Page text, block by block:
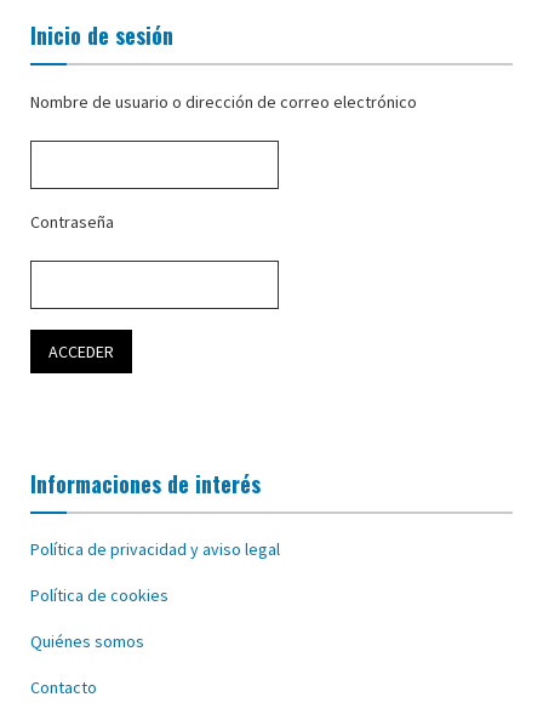
Inicio de sesión
Nombre de usuario o dirección de correo electrónico
Contraseña
Informaciones de interés
Política de privacidad y aviso legal
Política de cookies
Quiénes somos
Contacto